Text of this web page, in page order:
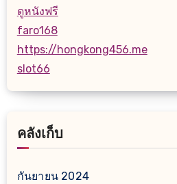
ดูหนังฟรี
faro168
https://hongkong456.me
slot66
คลังเก็บ
กันยายน 2024